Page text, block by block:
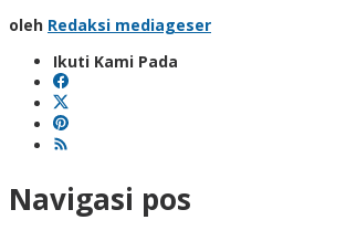
oleh Redaksi mediageser
Ikuti Kami Pada
Navigasi pos